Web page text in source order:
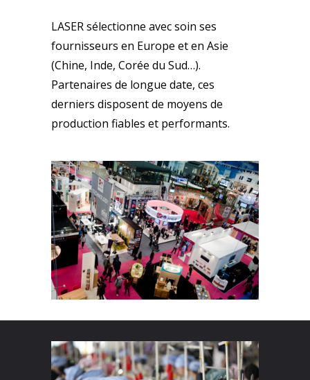
LASER sélectionne avec soin ses
fournisseurs en Europe et en Asie
(Chine, Inde, Corée du Sud…).
Partenaires de longue date, ces
derniers disposent de moyens de
production fiables et performants.